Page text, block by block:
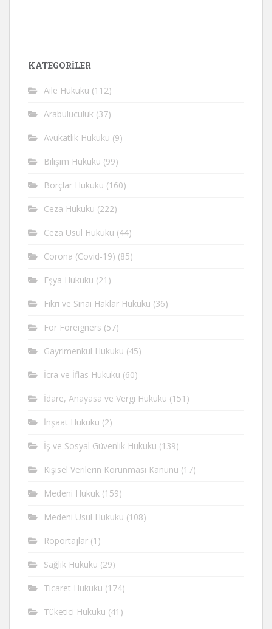
KATEGORİLER
Aile Hukuku (112)
Arabuluculuk (37)
Avukatlık Hukuku (9)
Bilişim Hukuku (99)
Borçlar Hukuku (160)
Ceza Hukuku (222)
Ceza Usul Hukuku (44)
Corona (Covid-19) (85)
Eşya Hukuku (21)
Fikri ve Sinai Haklar Hukuku (36)
For Foreigners (57)
Gayrimenkul Hukuku (45)
İcra ve İflas Hukuku (60)
İdare, Anayasa ve Vergi Hukuku (151)
İnşaat Hukuku (2)
İş ve Sosyal Güvenlik Hukuku (139)
Kişisel Verilerin Korunması Kanunu (17)
Medeni Hukuk (159)
Medeni Usul Hukuku (108)
Röportajlar (1)
Sağlık Hukuku (29)
Ticaret Hukuku (174)
Tüketici Hukuku (41)